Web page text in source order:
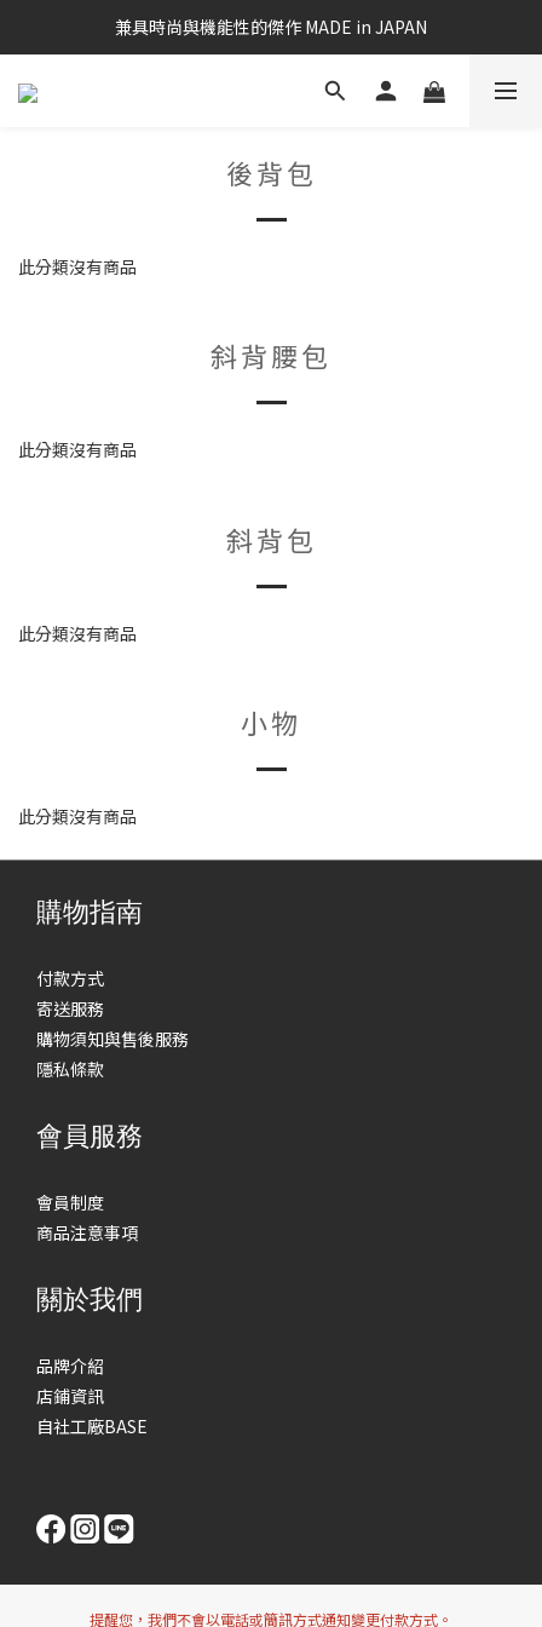
兼具時尚與機能性的傑作 MADE in JAPAN
後背包
此分類沒有商品
斜背腰包
此分類沒有商品
斜背包
此分類沒有商品
小物
此分類沒有商品
購物指南
付款方式
寄送服務
購物須知與售後服務
隱私條款
會員服務
會員制度
商品注意事項
關於我們
品牌介紹
店鋪資訊
自社工廠BASE
提醒您，我們不會以電話或簡訊方式通知變更付款方式。